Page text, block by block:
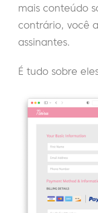
mais conteúdo
contrário, você
assinantes.
É tudo sobre